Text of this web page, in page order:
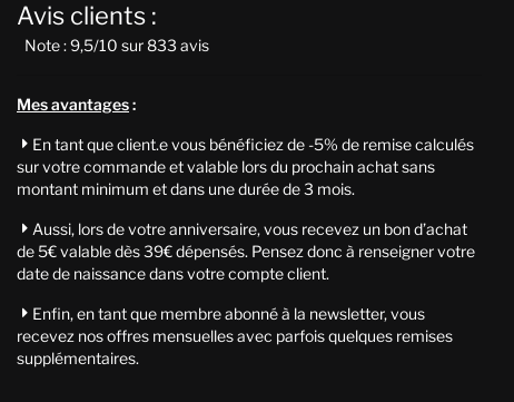
Avis clients :
Note : 9,5/10 sur 833 avis
Mes avantages:
 En tant que client.e vous bénéficiez de -5% de remise calculés
sur votre commande et valable lors du prochain achat sans
montant minimum et dans une durée de 3 mois.
 Aussi, lors de votre anniversaire, vous recevez un bon d’achat
de 5€ valable dès 39€ dépensés. Pensez donc à renseigner votre
date de naissance dans votre compte client.
 Enfin, en tant que membre abonné à la newsletter, vous
recevez nos offres mensuelles avec parfois quelques remises
supplémentaires.